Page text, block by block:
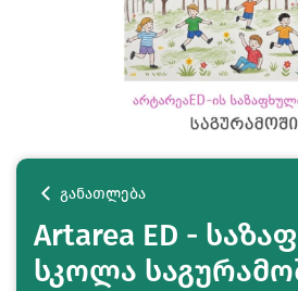
განათლება
Artarea ED -
სკოლა